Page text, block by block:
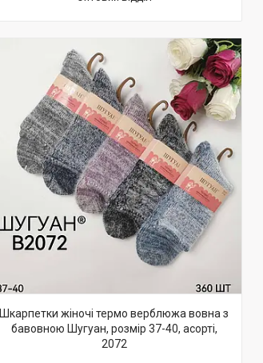
Шкарпетки жіночі термо верблюжа вовна з
бавовною Шугуан, розмір 37-40, асорті,
2072